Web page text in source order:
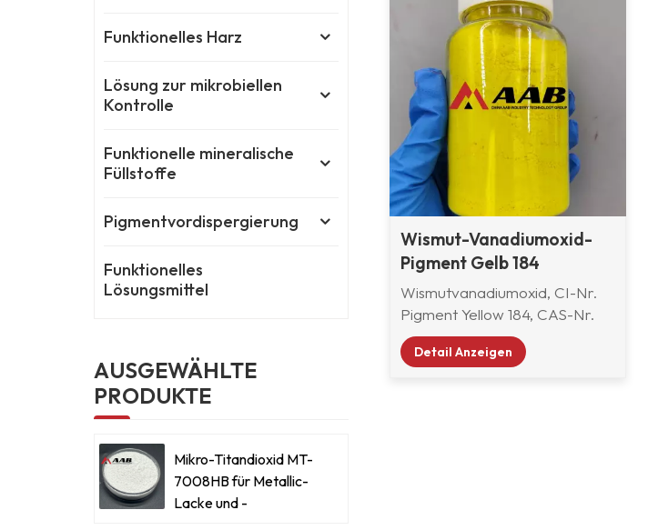
Wismut-Vanadiumoxid-
Pigment Gelb 184
Wismutvanadiumoxid, CI-Nr.
Pigment Yellow 184, CAS-Nr.
14059-33-7, Summenformel
BiVO4.
Detail Anzeigen
Funktionelles Harz
Lösung zur mikrobiellen
Kontrolle
Funktionelle mineralische
Füllstoffe
Pigmentvordispergierung
Funktionelles
Lösungsmittel
AUSGEWÄHLTE
PRODUKTE
Mikro-Titandioxid MT-
7008HB für Metallic-
Lacke und -